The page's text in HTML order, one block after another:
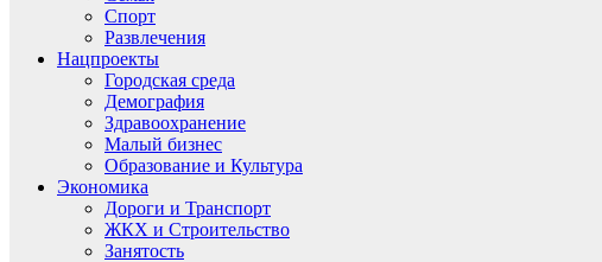
Спорт
Развлечения
Нацпроекты
Городская среда
Демография
Здравоохранение
Малый бизнес
Образование и Культура
Экономика
Дороги и Транспорт
ЖКХ и Строительство
Занятость